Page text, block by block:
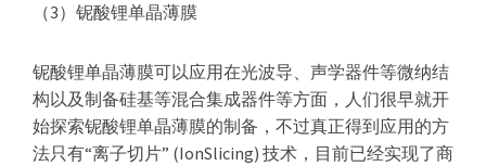
（3）铌酸锂单晶薄膜
铌酸锂单晶薄膜可以应用在光波导、声学器件等微纳结
构以及制备硅基等混合集成器件等方面，人们很早就开
始探索铌酸锂单晶薄膜的制备，不过真正得到应用的方
法只有“离子切片” (IonSlicing) 技术，目前已经实现了商